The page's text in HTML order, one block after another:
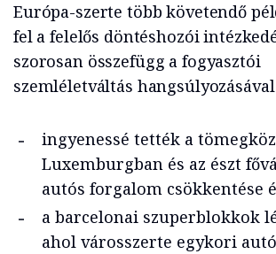
Európa-szerte több követendő
fel a felelős döntéshozói
szorosan összefügg a fogyasztói
szemléletváltás
ingyenessé tették a
Luxemburgban és az észt
autós forgalom csökkentése
a barcelonai szuperblokkok
ahol városszerte egykori